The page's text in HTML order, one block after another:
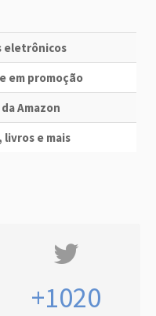
eletrônicos
em promoção
Amazon
livros e mais
+1020